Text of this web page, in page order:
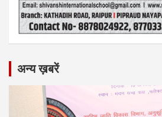
अन्य ख़बरें